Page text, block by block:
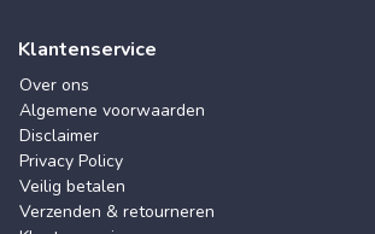
Klantenservice
Over ons
Algemene voorwaarden
Disclaimer
Privacy Policy
Veilig betalen
Verzenden & retourneren